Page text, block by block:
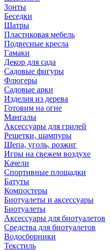
Зонты
Беседки
Шатры
Пластиковая мебель
Подвесные кресла
Гамаки
Декор для сада
Садовые фигуры
Флюгеры
Садовые арки
Изделия из дерева
Готовим на огне
Мангалы
Аксессуары для грилей
Решетки, шампуры
Щепа, уголь, розжиг
Игры на свежем воздухе
Качели
Спортивные площадки
Батуты
Компостеры
Биотуалеты и аксессуары
Биотуалеты
Аксессуары для биотуалетов
Средства для биотуалетов
Водосборники
Текстиль